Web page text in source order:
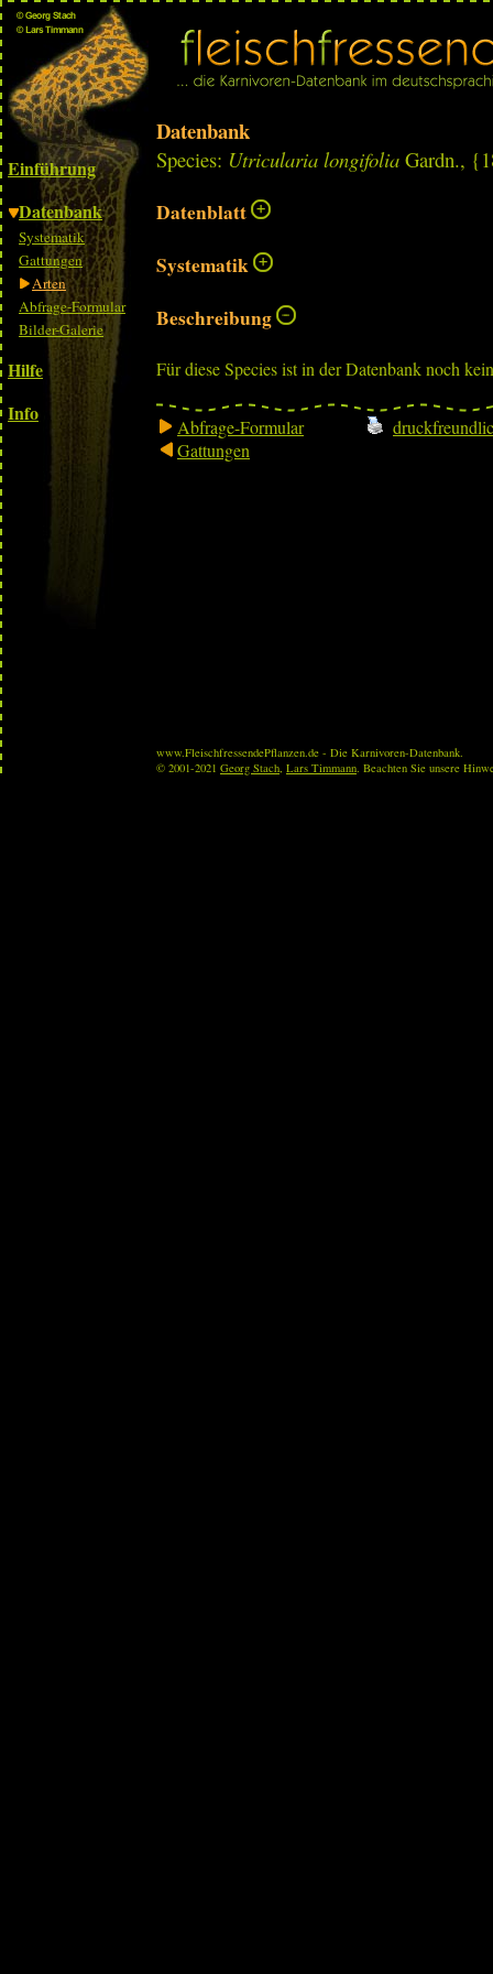
Einführung
Datenbank
Systematik
Gattungen
Arten
Abfrage-Formular
Bilder-Galerie
Hilfe
Info
Datenbank
Species: Utricularia longifolia Gardn.,
Datenblatt
Systematik
Beschreibung
Für diese Species ist in der Datenbank noch
Abfrage-Formular
Gattungen
www.FleischfressendePflanzen.de - Die Karnivoren-Datenbank.
© 2001-2021 Georg Stach Lars Timmann . Beachten Sie unsere